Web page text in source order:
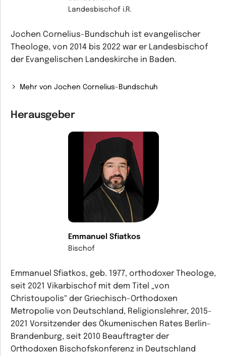
Landesbischof i.R.
Jochen Cornelius-Bundschuh ist evangelischer
Theologe, von 2014 bis 2022 war er Landesbischof
der Evangelischen Landeskirche in Baden.
Mehr von Jochen Cornelius-Bundschuh
Herausgeber
Emmanuel Sfiatkos
Bischof
Emmanuel Sfiatkos, geb. 1977, orthodoxer Theologe,
seit 2021 Vikarbischof mit dem Titel „von
Christoupolis“ der Griechisch-Orthodoxen
Metropolie von Deutschland, Religionslehrer, 2015-
2021 Vorsitzender des Ökumenischen Rates Berlin-
Brandenburg, seit 2010 Beauftragter der
Orthodoxen Bischofskonferenz in Deutschland